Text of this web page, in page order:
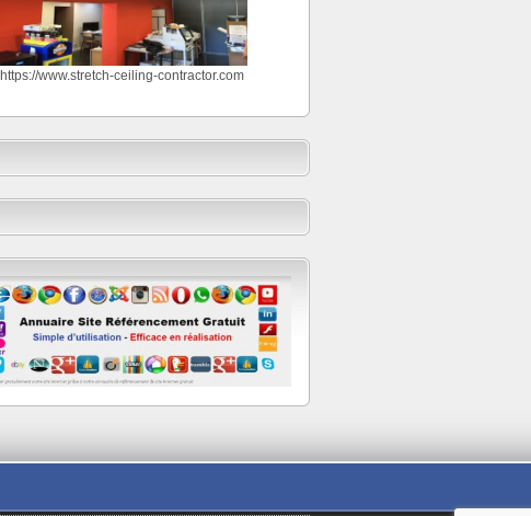
https://www.stretch-ceiling-contractor.com